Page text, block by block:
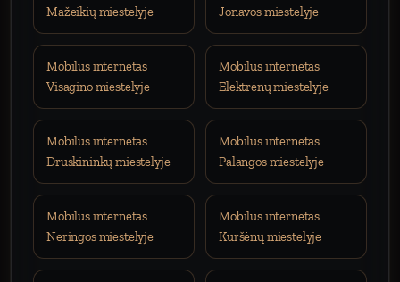
Mažeikių miestelyje
Jonavos miestelyje
Mobilus internetas
Visagino miestelyje
Mobilus internetas
Elektrėnų miestelyje
Mobilus internetas
Druskininkų miestelyje
Mobilus internetas
Palangos miestelyje
Mobilus internetas
Neringos miestelyje
Mobilus internetas
Kuršėnų miestelyje